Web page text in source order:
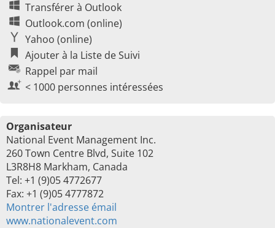
Transférer à Outlook
Outlook.com (online)
Yahoo (online)
Ajouter à la Liste de Suivi
Rappel par mail
< 1000 personnes intéressées
Organisateur
National Event Management Inc.
260 Town Centre Blvd, Suite 102
L3R8H8 Markham, Canada
Tel: +1 (9)05 4772677
Fax: +1 (9)05 4777872
Montrer l'adresse émail
www.nationalevent.com